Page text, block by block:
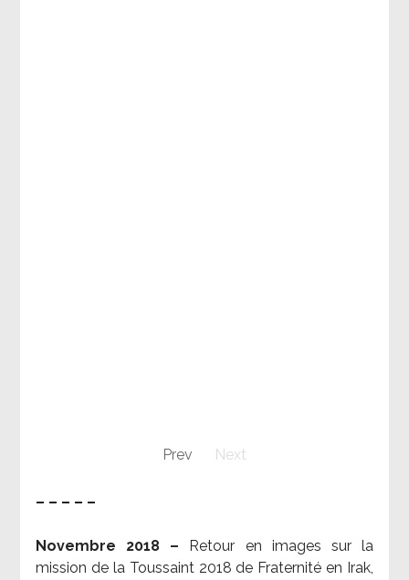
Prev Next
– – – – –
Novembre 2018 –
Retour en images sur la
mission de la Toussaint 2018 de Fraternité en Irak,